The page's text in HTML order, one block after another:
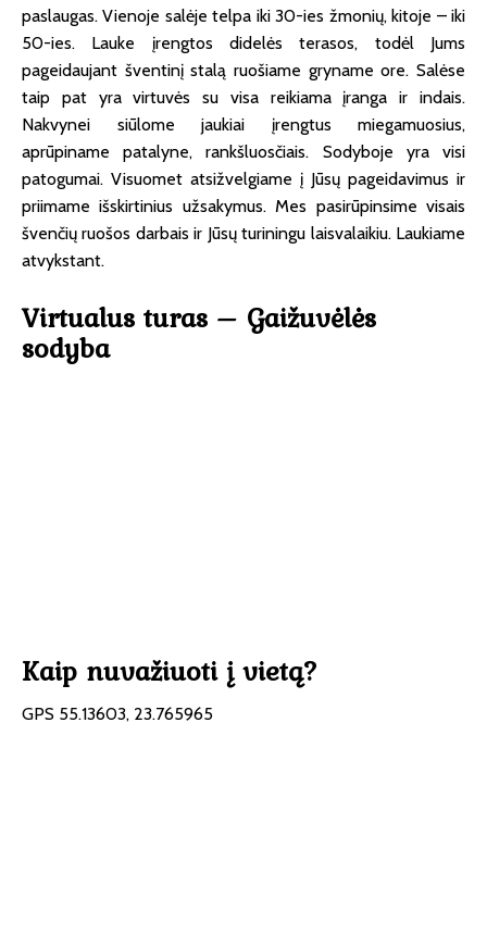
paslaugas. Vienoje salėje telpa iki 30-ies žmonių, kitoje – iki
50-ies. Lauke įrengtos didelės terasos, todėl Jums
pageidaujant šventinį stalą ruošiame gryname ore. Salėse
taip pat yra virtuvės su visa reikiama įranga ir indais.
Nakvynei siūlome jaukiai įrengtus miegamuosius,
aprūpiname patalyne, rankšluosčiais. Sodyboje yra visi
patogumai. Visuomet atsižvelgiame į Jūsų pageidavimus ir
priimame išskirtinius užsakymus. Mes pasirūpinsime visais
švenčių ruošos darbais ir Jūsų turiningu laisvalaikiu. Laukiame
atvykstant.
Virtualus turas – Gaižuvėlės
sodyba
Kaip nuvažiuoti į vietą?
GPS 55.13603, 23.765965